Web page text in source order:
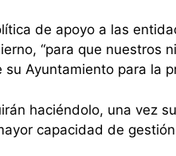
de apoyo a las
“para que nuestros
Ayuntamiento para la
haciéndolo, una vez
capacidad de